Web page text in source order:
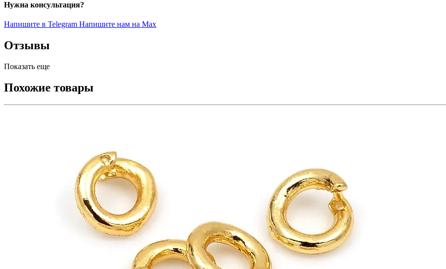
Нужна консультация?
Напишите в Telegram Напишите нам на Max
Отзывы
Показать еще
Похожие товары